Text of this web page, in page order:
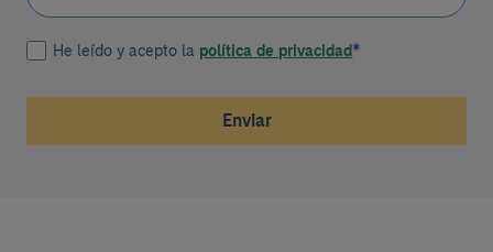
He leído y acepto la política de privacidad*
Enviar